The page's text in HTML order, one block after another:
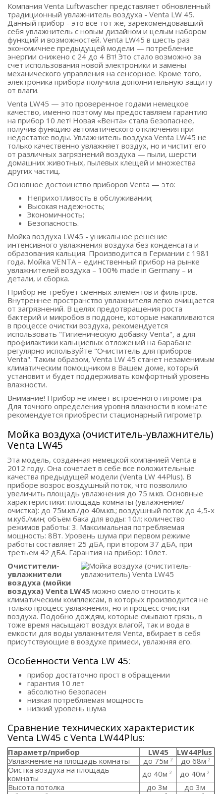
Компания Venta Luftwascher представляет обновленный
традиционный увлажнитель воздуха - Venta LW 45.
Данный прибор - это все тот же, зарекомендовавший
себя увлажнитель с новым дизайном и целым набором
функций и возможностей. Venta LW45 в шесть раз
экономичнее предыдущей модели — потребление
энергии снижено с 24 до 4 Вт! Это стало возможно за
счет использования новой электроники и замены
механического управления на сенсорное. Кроме того,
электроника прибора получила дополнительную защиту
от влаги.
Venta LW45 — это проверенное годами немецкое
качество, именно поэтому мы предоставляем гарантию
на прибор 10 лет! Новая «Вента» стала безопаснее,
получив функцию автоматического отключения при
недостатке воды. Увлажнитель воздуха Venta LW45 не
только качественно увлажняет воздух, но и чистит его
от различных загрязнений воздуха — пыли, шерсти
домашних животных, пылевых клещей и множества
других частиц.
Основное достоинство приборов Venta — это:
Неприхотливость в обслуживании;
Высокая надежность;
Экономичность;
Безопасность.
Мойка воздуха LW45 - уникальное решение
интенсивного увлажнения воздуха без конденсата и
образования кальция. Производится в Германии с 1981
года. Мойка VENTA – единственный прибор на рынке
увлажнителей воздуха – 100% made in Germany – и
детали, и сборка.
Прибор не требует сменных элементов и фильтров.
Внутреннее пространство увлажнителя легко очищается
от загрязнений. В целях предотвращения роста
бактерий и микробов в поддоне, которые накапливаются
в процессе очистки воздуха, рекомендуется
использовать "Гигиеническую добавку Venta", а для
профилактики кальциевых отложений на барабане
регулярно используйте "Очиститель для приборов
Venta". Таким образом, Venta LW 45 станет незаменимым
климатическим помощником в Вашем доме, который
установит и будет поддерживать комфортный уровень
влажности.
Внимание! Прибор не имеет встроенного гигрометра.
Для точного определения уровня влажности в комнате
рекомендуется приобрести стационарный гигрометр.
Мойка воздуха (очиститель-увлажнитель)
Venta LW45
Эта модель, созданная немецкой компанией Venta в
2012 году. Она сочетает в себе все положительные
качества предыдущей модели (Venta LW 44Plus). В
приборе возрос воздушный поток, что позволило
увеличить площадь увлажнения до 75 м.кв. Основные
характеристики: площадь комнаты (увлажнение/
очистка): до 75м.кв./до 40м.кв.; воздушный поток до 4,5-х
м.куб./мин; объём бака для воды: 10л; количество
режимов работы: 3. Максимальная потребляемая
мощность: 8Вт. Уровень шума при первом режиме
работы составляет 25 дБА, при втором 37 дБА, при
третьем 42 дБА. Гарантия на прибор: 10лет.
Очистители-
увлажнители
воздуха (мойки
воздуха) Venta LW45 можно смело относить к
климатическим комплексам, в которых производится не
только процесс увлажнения, но и процесс очистки
воздуха. Подобно дождям, которые смывают грязь, в
тоже время насыщают воздух влагой, так и вода в
емкости для воды увлажнителя Venta, вбирает в себя
присутствующие в воздухе примеси, увлажняя его.
Особенности Venta LW 45:
прибор достаточно прост в обращении
гарантия 10 лет
абсолютно безопасен
низкая потребляемая мощность
низкий уровень шума
Сравнение технических характеристик
Venta LW45 с Venta LW44Plus:
Параметр/прибор LW45
LW44Plus
Увлажнение на площадь комнаты
до 75м 2 до 68м 2
Оистка воздуха на площадь
комнаты
до 40м 2 до 40м 2
Высота потолка до 3м
до 3м